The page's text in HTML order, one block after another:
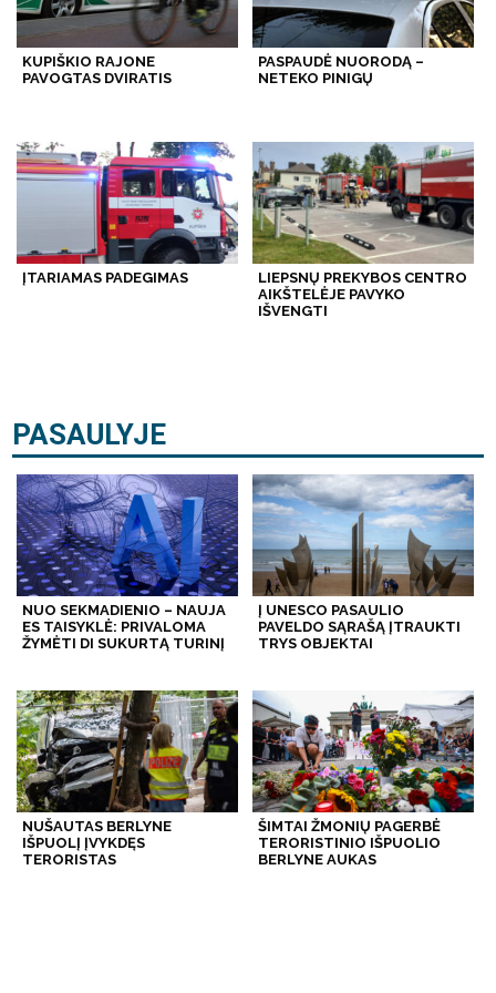
KUPIŠKIO RAJONE
PAVOGTAS DVIRATIS
PASPAUDĖ NUORODĄ –
NETEKO PINIGŲ
ĮTARIAMAS PADEGIMAS
LIEPSNŲ PREKYBOS CENTRO
AIKŠTELĖJE PAVYKO
IŠVENGTI
PASAULYJE
NUO SEKMADIENIO – NAUJA
ES TAISYKLĖ: PRIVALOMA
ŽYMĖTI DI SUKURTĄ TURINĮ
Į UNESCO PASAULIO
PAVELDO SĄRAŠĄ ĮTRAUKTI
TRYS OBJEKTAI
NUŠAUTAS BERLYNE
IŠPUOLĮ ĮVYKDĘS
TERORISTAS
ŠIMTAI ŽMONIŲ PAGERBĖ
TERORISTINIO IŠPUOLIO
BERLYNE AUKAS